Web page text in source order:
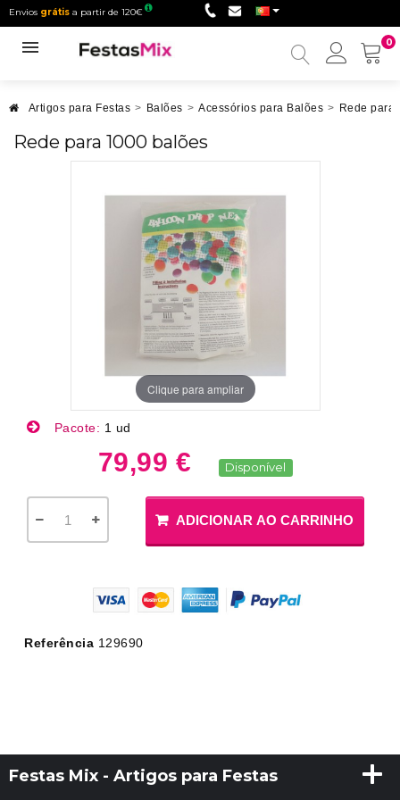
Envios grátis a partir de 120€
0
Minha
Artigos para Festas > Balões > Acessórios para Balões > Rede para
Rede para 1000 balões
Clique para ampliar
Pacote: 1 ud
79,99 € Disponível
ADICIONAR AO CARRINHO
Referência 129690
Festas Mix - Artigos para Festas